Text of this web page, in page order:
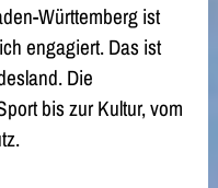
Württemberg ist
engagiert. Das ist
Die
bis zur Kultur, vom